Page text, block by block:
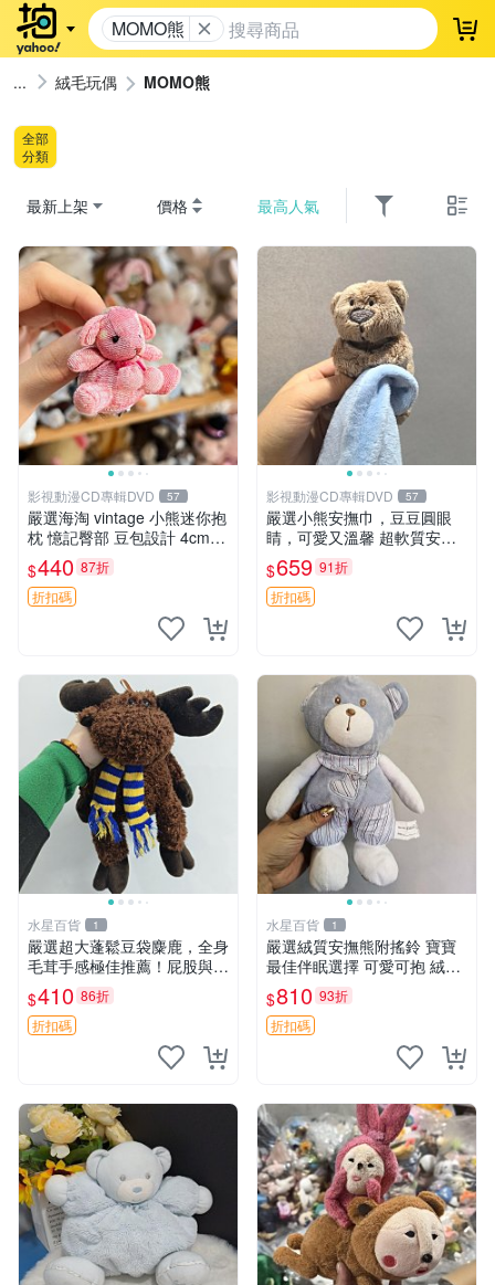
MOMO熊 登
絨毛玩偶 MOMO熊
全部
分類
最新上架 價格 最高人氣
影視動漫CD專輯DVD 57
嚴選海淘 vintage 小熊迷你抱
枕 憶記臀部 豆包設計 4cm
高 推薦收藏 迷你豆包小熊、
高臀部、豆袋抱枕
$440 87折
折扣碼
影視動漫CD專輯DVD 57
嚴選小熊安撫巾，豆豆圓眼
睛，可愛又溫馨 超軟質安撫
巾，豆豆設計，哄睡好幫手
約克豆豆眼安撫巾 數碼豆豆
眼
$659 91折
折扣碼
水星百貨 1
嚴選超大蓬鬆豆袋麋鹿，全身
毛茸手感極佳推薦！屁股與四
肢填充均勻，適合收藏與孩童
共賞。 麋鹿 豆袋 毛茸玩具
$410 86折
折扣碼
水星百貨 1
嚴選絨質安撫熊附搖鈴 寶寶
最佳伴眠選擇 可愛可抱 絨毛
玩具 安撫熊 嬰兒用
$810 93折
折扣碼